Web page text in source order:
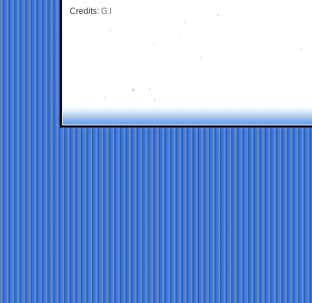
Credits: G.I